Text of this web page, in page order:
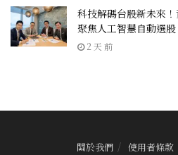
科技解碼台股新未來！
聚焦人工智慧自動選股
2 天 前
關於我們 使用者條款